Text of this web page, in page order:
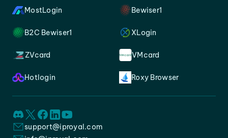
MostLogin Bewiser1
B2C Bewiser1 XLogin
ZVcard VMcard
Hotlogin Roxy Browser
support@iproyal.com